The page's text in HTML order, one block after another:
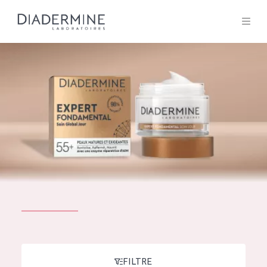
SOLUTIONS POUR LA PEAU
TOUS LES PRODUIT
ACCUEIL
Composition
À propos
FILTRE